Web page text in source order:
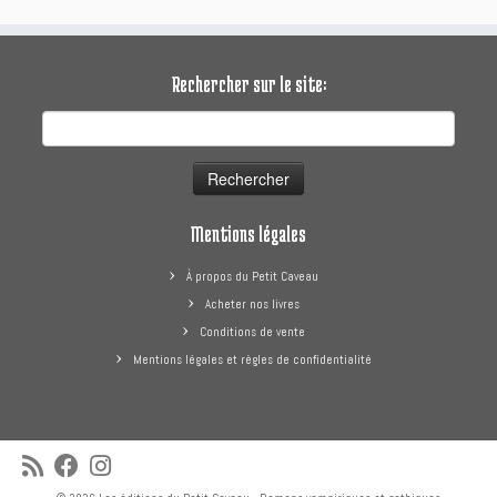
Rechercher sur le site:
Mentions légales
À propos du Petit Caveau
Acheter nos livres
Conditions de vente
Mentions légales et règles de confidentialité